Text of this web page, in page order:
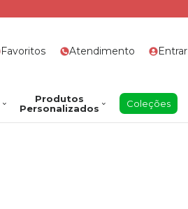
Favoritos Atendimento Entrar
Produtos
Personalizados
Coleções